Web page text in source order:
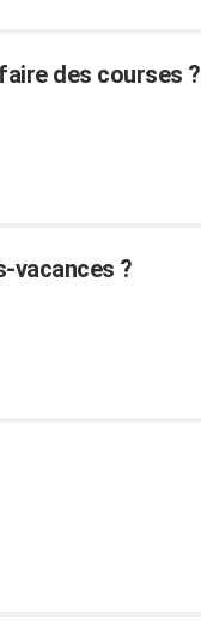
des courses ?
vacances ?